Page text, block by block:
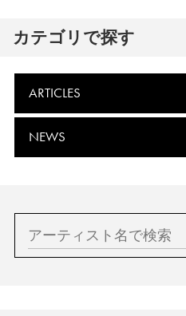
カテゴリで探す
ARTICLES
NEWS